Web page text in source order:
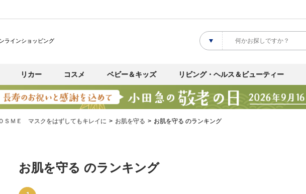
ラインショッピング
リカー コスメ ベビー＆キッズ リビング・ヘルス＆ビューティー
ＭＥ マスクをはずしてもキレイに お肌を守る お肌を守る のランキング
お肌を守る のランキング